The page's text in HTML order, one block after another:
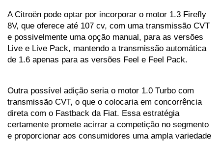
A Citroën pode optar por incorporar o motor 1.3 Firefly
8V, que oferece até 107 cv, com uma transmissão CVT
e possivelmente uma opção manual, para as versões
Live e Live Pack, mantendo a transmissão automática
de 1.6 apenas para as versões Feel e Feel Pack.
Outra possível adição seria o motor 1.0 Turbo com
transmissão CVT, o que o colocaria em concorrência
direta com o Fastback da Fiat. Essa estratégia
certamente promete acirrar a competição no segmento
e proporcionar aos consumidores uma ampla variedade